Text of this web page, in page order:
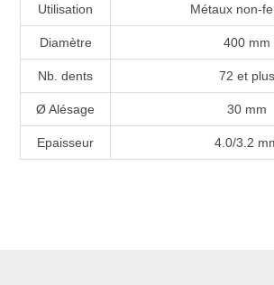
Utilisation Métaux non-
Diamètre 400 mm
Nb. dents 72 et plus
Ø Alésage 30 mm
Epaisseur 4.0/3.2